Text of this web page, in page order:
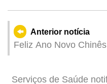
Anterior notícia
Feliz Ano Novo
Ano da Cobra levou
com espectáculo de
Serviços de Saúde